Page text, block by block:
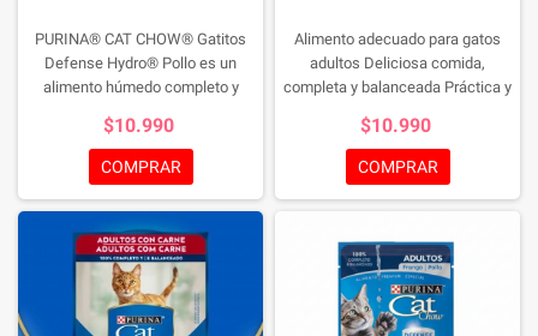
PURINA® CAT CHOW® Gatitos
Defense Hydro® Pollo es un
alimento húmedo completo y
crecimiento de 1 a 12 meses de
edad de todas las razas. Ayuda a
proteger la salud. Contribuye a un
tracto urinario saludable. Delicioso
sabor a pollo. Con un 80% de
humedad que contribuye a mejorar
la hidratación de su gato.
$10.990
COMPRAR
Alimento adecuado para gatos
adultos Deliciosa comida,
completa y balanceada Práctica y
$10.990
COMPRAR